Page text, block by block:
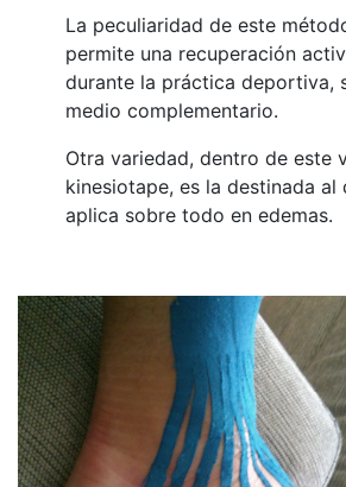
La peculiaridad de este
permite una recuperación
durante la práctica deportiva,
medio complementario.
Otra variedad, dentro de este
kinesiotape, es la destinada al
aplica sobre todo en edemas.